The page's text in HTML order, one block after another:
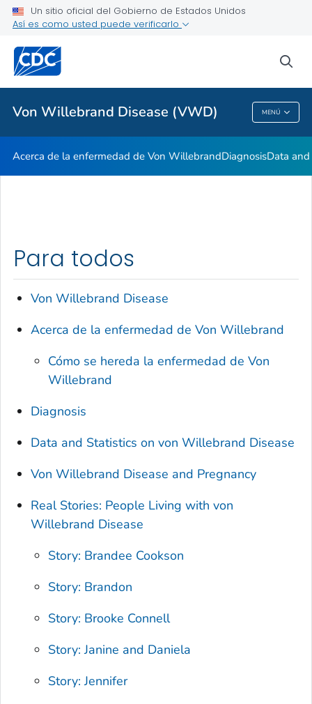
Un sitio oficial del Gobierno de Estados Unidos
Así es como usted puede verificarlo
Von Willebrand Disease (VWD) MENÚ
Real Stories: People Living with von Willebrand Disease
Proveedores de atención médica
Von Willebrand Disease (VWD)
Acerca de la enfermedad de Von WillebrandDiagnosisData
Para todos
Von Willebrand Disease
Acerca de la enfermedad de Von Willebrand
Cómo se hereda la enfermedad de Von
Willebrand
Diagnosis
Data and Statistics on von Willebrand Disease
Von Willebrand Disease and Pregnancy
Real Stories: People Living with von
Willebrand Disease
Story: Brandee Cookson
Story: Brandon
Story: Brooke Connell
Story: Janine and Daniela
Story: Jennifer